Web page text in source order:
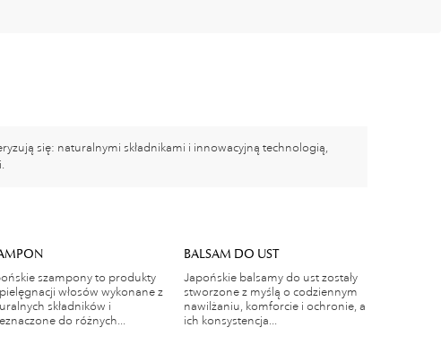
się: naturalnymi składnikami i innowacyjną technologią,
szampony to produkty
włosów wykonane z
składników i
do różnych...
BALSAM DO UST
Japońskie balsamy do ust zostały
stworzone z myślą o codziennym
nawilżaniu, komforcie i ochronie, a
ich konsystencja...